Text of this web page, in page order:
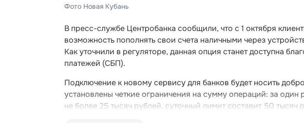
Фото Новая Кубань
В пресс-службе Центробанка сообщили, что с 1 октября
возможность пополнять свои счета наличными через
Как уточнили в регуляторе, данная опция станет доступна
платежей (СБП).
Подключение к новому сервису для банков будет носить
установлены четкие ограничения на сумму операций: за один
не более 25 тысяч рублей, суточный лимит составит 50